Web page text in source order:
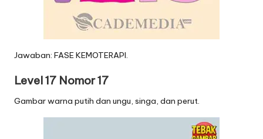
Jawaban: FASE KEMOTERAPI.
Level 17 Nomor 17
Gambar warna putih dan ungu, singa, dan perut.